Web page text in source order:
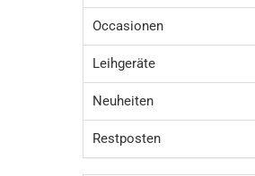
Occasionen
Leihgeräte
Neuheiten
Restposten